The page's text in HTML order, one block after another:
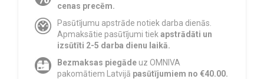
cenas precēm.
Pasūtījumu apstrāde notiek darba dienās.
Apmaksātie pasūtījumi tiek apstrādāti un
izsūtīti 2-5 darba dienu laikā.
Bezmaksas piegādeuz OMNIVA
pakomātiem Latvijā pasūtījumiem no €40.00.